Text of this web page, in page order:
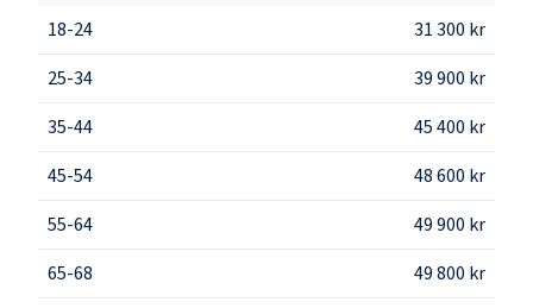
18-24
31 300 kr
25-34
39 900 kr
35-44
45 400 kr
45-54
48 600 kr
55-64
49 900 kr
65-68
49 800 kr